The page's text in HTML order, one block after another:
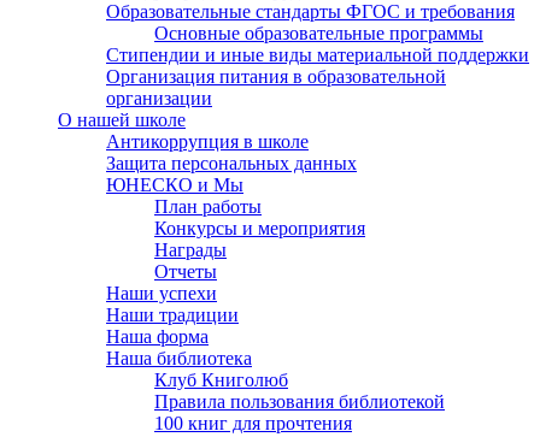
Образовательные стандарты ФГОС и требования
Основные образовательные программы
Стипендии и иные виды материальной поддержки
Организация питания в образовательной
организации
О нашей школе
Антикоррупция в школе
Защита персональных данных
ЮНЕСКО и Мы
План работы
Конкурсы и мероприятия
Награды
Отчеты
Наши успехи
Наши традиции
Наша форма
Наша библиотека
Клуб Книголюб
Правила пользования библиотекой
100 книг для прочтения